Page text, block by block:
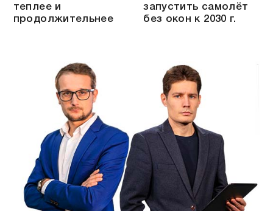
теплее и
продолжительнее
запустить самолёт
без окон к 2030 г.